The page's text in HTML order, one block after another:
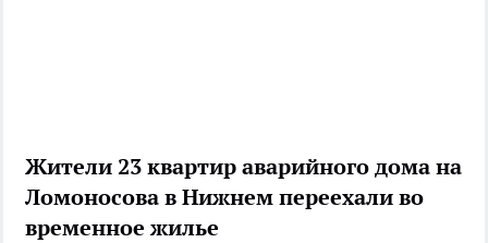
Жители 23 квартир аварийного дома на
Ломоносова в Нижнем переехали во
временное жилье